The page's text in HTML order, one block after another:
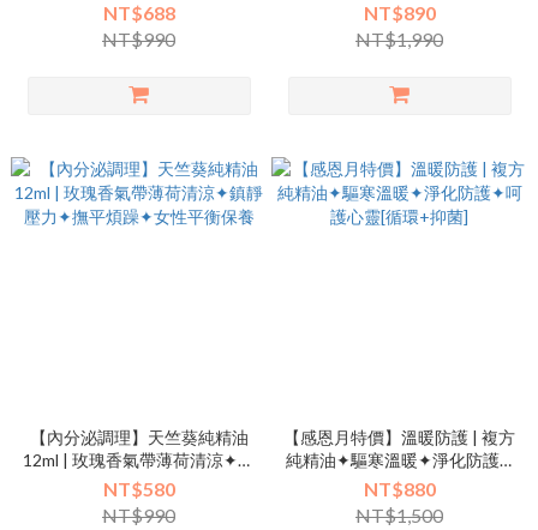
香✦驅散鬱寒✦激勵✦呵護感✦
防護力✦降低食慾✦享瘦精油
NT$688
NT$990
力量✦溫暖安全感✦抗寒必備
NT$890
NT$1,990
【內分泌調理】天竺葵純精油
12ml | 玫瑰香氣帶薄荷清涼✦鎮
靜壓力✦撫平煩躁✦女性平衡保
養
NT$580
NT$990
【感恩月特價】溫暖防護 | 複方
純精油✦驅寒溫暖✦淨化防護✦
呵護心靈[循環+抑菌]
NT$880
NT$1,500